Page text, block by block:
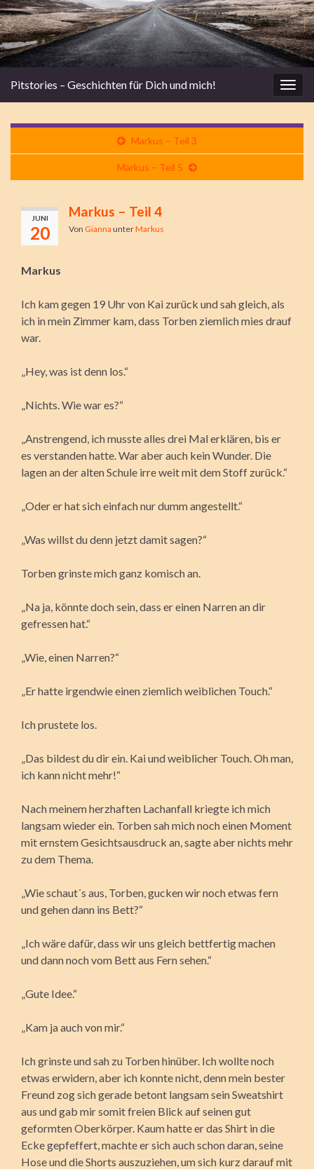
Pitstories – Geschichten für Dich und mich!
Markus – Teil 3
Markus – Teil 5
JUNI
20
Markus – Teil 4
Von Gianna unterMarkus
Markus
Ich kam gegen 19 Uhr von Kai zurück und sah gleich, als
ich in mein Zimmer kam, dass Torben ziemlich mies drauf
war.
„Hey, was ist denn los.“
„Nichts. Wie war es?“
„Anstrengend, ich musste alles drei Mal erklären, bis er
es verstanden hatte. War aber auch kein Wunder. Die
lagen an der alten Schule irre weit mit dem Stoff zurück.“
„Oder er hat sich einfach nur dumm angestellt.“
„Was willst du denn jetzt damit sagen?“
Torben grinste mich ganz komisch an.
„Na ja, könnte doch sein, dass er einen Narren an dir
gefressen hat.“
„Wie, einen Narren?“
„Er hatte irgendwie einen ziemlich weiblichen Touch.“
Ich prustete los.
„Das bildest du dir ein. Kai und weiblicher Touch. Oh man,
ich kann nicht mehr!“
Nach meinem herzhaften Lachanfall kriegte ich mich
langsam wieder ein. Torben sah mich noch einen Moment
mit ernstem Gesichtsausdruck an, sagte aber nichts mehr
zu dem Thema.
„Wie schaut´s aus, Torben, gucken wir noch etwas fern
und gehen dann ins Bett?“
„Ich wäre dafür, dass wir uns gleich bettfertig machen
und dann noch vom Bett aus Fern sehen.“
„Gute Idee.“
„Kam ja auch von mir.“
Ich grinste und sah zu Torben hinüber. Ich wollte noch
etwas erwidern, aber ich konnte nicht, denn mein bester
Freund zog sich gerade betont langsam sein Sweatshirt
aus und gab mir somit freien Blick auf seinen gut
geformten Oberkörper. Kaum hatte er das Shirt in die
Ecke gepfeffert, machte er sich auch schon daran, seine
Hose und die Shorts auszuziehen, um sich kurz darauf mit